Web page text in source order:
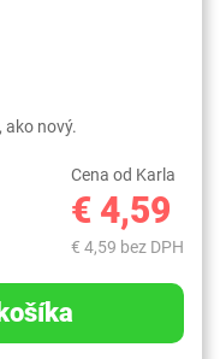
nový.
Cena od Karla
€ 4,59
€ 4,59 bez DPH